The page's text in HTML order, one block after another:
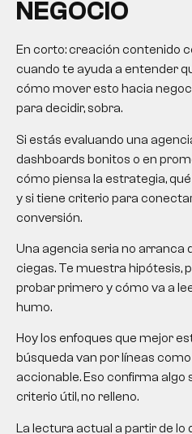
NEGOCIO
En corto: creación contenido
cuando te ayuda a entender
cómo mover esto hacia
para decidir, sobra.
Si estás evaluando una
dashboards bonitos o en
cómo piensa la estrategia,
y si tiene criterio para
conversión.
Una agencia seria no arranca
ciegas. Te muestra hipótesis,
probar primero y cómo va a
humo.
Hoy los enfoques que mejor
búsqueda van por líneas
accionable. Eso confirma algo
criterio útil, no relleno.
La lectura actual a partir de lo